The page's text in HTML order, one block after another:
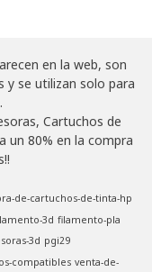
en la web, son
y se utilizan solo para
Cartuchos de
un 80% en la compra
de-cartuchos-de-tinta-hp
3d filamento-pla
3d pgi29
compatibles venta-de-